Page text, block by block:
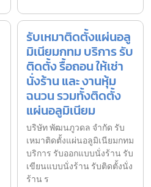
รับเหมาติดตั้งแผ่นอลู
มิเนียมกทม บริการ รับ
ติดตั้ง รื้อถอน ให้เช่า
นั่งร้าน และ งานหุ้ม
ฉนวน รวมทั้งติดตั้ง
แผ่นอลูมิเนียม
บริษัท พัฒนภูวดล จำกัด รับ
เหมาติดตั้งแผ่นอลูมิเนียมกทม
บริการ รับออกแบบนั่งร้าน รับ
เขียนแบบนั่งร้าน รับติดตั้งนั่ง
ร้าน ร